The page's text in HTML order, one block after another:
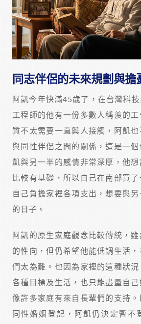
同志伴侶的未來規劃與擔
阿凱今年快滿45歲了，在台灣科技
工程師的他有一份多數人稱羨的
質不太需要一直與人接觸，阿凱
與同性伴侶之間的關係，這是一
凱與另一半的感情非常深厚，他
比較有基礎，所以自己在南部買
自己負擔家裡各項支出，想要與
的日子。
阿凱的原生家庭觀念比較傳統，
的性向，但仍希望他能低調生活
們太為難。也因為家裡的這種狀
各種目標及生活，也只能盡量自
像許多家庭有來自長輩們的支持
同性婚姻登記，阿凱仍決定暫不